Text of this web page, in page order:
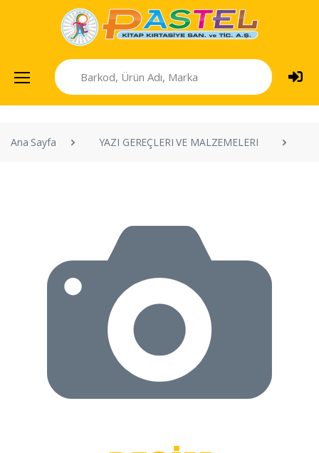
Ana Sayfa YAZI GEREÇLERI VE MALZEMELERI